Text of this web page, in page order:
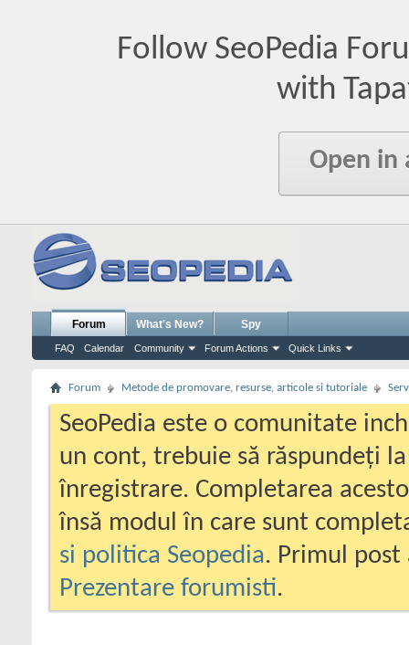
Follow SeoPedia
with
Open in
Forum
FAQ Calendar Community Forum Actions Quick Links
What's New? Spy
Forum Metode de promovare, resurse, articole si tutoriale
SeoPedia este o comunitate
un cont, trebuie să răspundeți
înregistrare. Completarea
însă modul în care sunt
si politica Seopedia. Primul
Prezentare forumisti.